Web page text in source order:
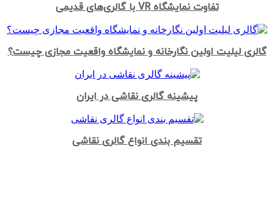
تفاوت نمایشگاه VR با گالری‌های قدیمی
گالری لیلیت اولین نگارخانه و نمایشگاه واقعیت مجازی چیست؟
پیشینه گالری نقاشی در ایران
تقسیم بندی انواع گالری نقاشی